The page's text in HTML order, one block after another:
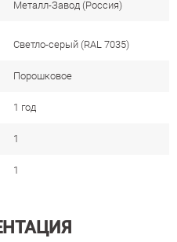
Металл-Завод (Россия)
Cветло-серый (RAL 7035)
Порошковое
1 год
1
1